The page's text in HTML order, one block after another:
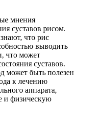
мнения
суставов рисом.
что рис
выводить
что может
суставов.
может быть полезен
к лечению
аппарата,
и физическую